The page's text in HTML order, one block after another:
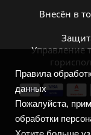
Внесён в
Управление
Правила
данных
Пожалуйста,
обработки